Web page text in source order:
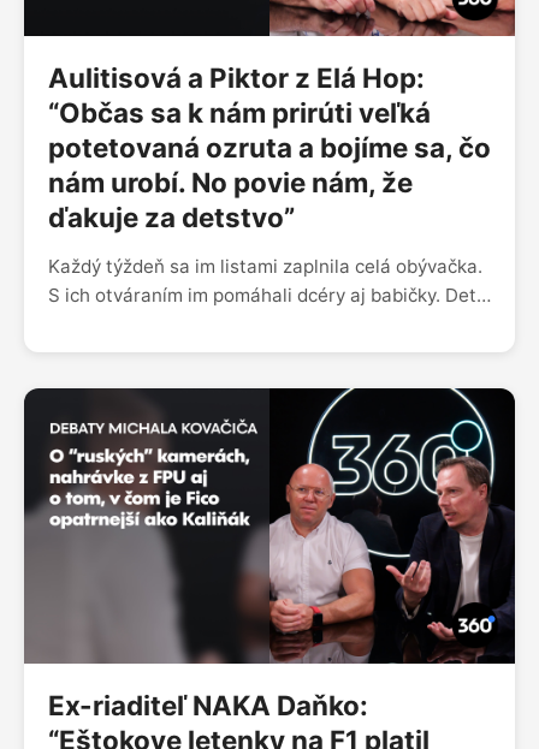
Aulitisová a Piktor z Elá Hop:
“Občas sa k nám prirúti veľká
potetovaná ozruta a bojíme sa, čo
nám urobí. No povie nám, že
ďakuje za detstvo”
Každý týždeň sa im listami zaplnila celá obývačka.
S ich otváraním im pomáhali dcéry aj babičky. Deti
starosťami – písali o strachu z dospelých, o tom, že
brat. Tvorcovia na ich odkazy odpovedali v každej
epizóde relácie a pomáhali si pritom aj bábkami či
obľúbeným slimákom Maximiliánom. Na
televíznych obrazovkách boli desať rokov a pre
celú jednu generáciu detí sa stali fenoménom. Reč
je o relácii Elá hop, hosťami 360tky boli manželia
Katarína Aulitisová a Ľubomír Piktor.
Ex-riaditeľ NAKA Daňko:
“Eštokove letenky na F1 platil